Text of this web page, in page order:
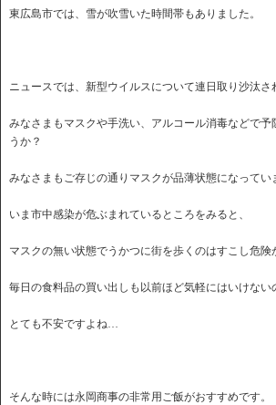
東広島市では、雪が吹雪いた時間帯もありました。
ニュースでは、新型ウイルスについて連日取り沙汰さ
みなさまもマスクや手洗い、アルコール消毒などで予
うか？
みなさまもご存じの通りマスクが品薄状態になってい
いま市中感染が危ぶまれているところをみると、
マスクの無い状態でうかつに街を歩くのはすこし危険
毎日の食料品の買い出しも以前ほど気軽にはいけない
とても不安ですよね…
そんな時には永岡商事の非常用ご飯がおすすめです。